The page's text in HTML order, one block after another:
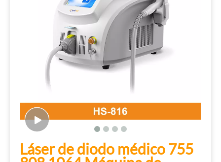
Láser de diodo médico 755